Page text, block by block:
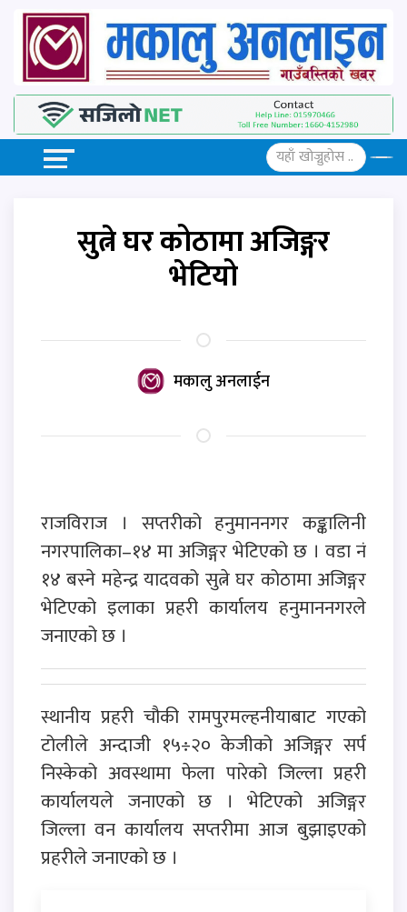
सुत्ने घर कोठामा अजिङ्गर
भेटियो
मकालु अनलाईन
राजविराज । सप्तरीको हनुमाननगर कङ्कालिनी
नगरपालिका–१४ मा अजिङ्गर भेटिएको छ । वडा नं
१४ बस्ने महेन्द्र यादवको सुत्ने घर कोठामा अजिङ्गर
भेटिएको इलाका प्रहरी कार्यालय हनुमाननगरले
जनाएको छ ।
स्थानीय प्रहरी चौकी रामपुरमल्हनीयाबाट गएको
टोलीले अन्दाजी १५÷२० केजीको अजिङ्गर सर्प
निस्केको अवस्थामा फेला पारेको जिल्ला प्रहरी
कार्यालयले जनाएको छ । भेटिएको अजिङ्गर
जिल्ला वन कार्यालय सप्तरीमा आज बुझाइएको
प्रहरीले जनाएको छ ।